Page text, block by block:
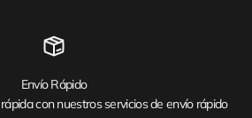
Envío Rápido
con nuestros servicios de envío rápido